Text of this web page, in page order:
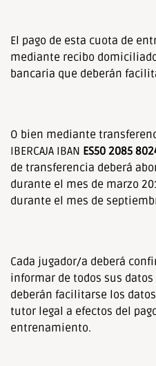
El pago de esta cuota de
mediante recibo
bancaria que deberán
O bien mediante
IBERCAJA IBAN ES50 2085
de transferencia deberá
durante el mes de marzo
durante el mes de
Cada jugador/a deberá
informar de todos sus
deberán facilitarse los
tutor legal a efectos del
entrenamiento.